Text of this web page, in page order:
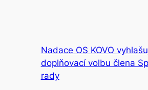
Nadace OS KOVO
doplňovací volbu člena
rady